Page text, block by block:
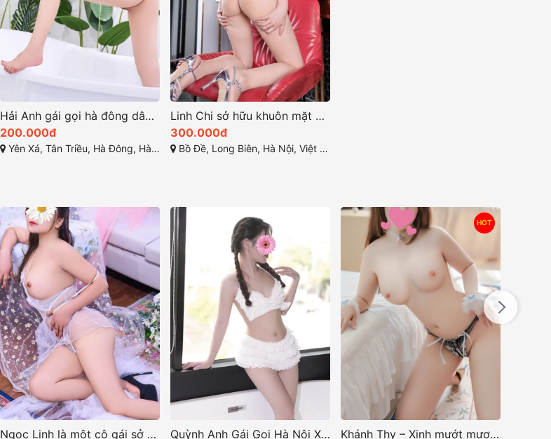
Hải Anh gái gọi hà đông dâm đãng
200.000đ
Yên Xá, Tân Triều, Hà Đông, Hà Nội
Linh Chi sở hữu khuôn mặt xinh xắn dịu dàng và quyến rũ
300.000đ
Bồ Đề, Long Biên, Hà Nội, Việt Nam
Quỳnh Anh Gái Gọi Hà Nội Xinh Dâm MS 206 Khánh Thy – Xinh mướt mượt, chiều khách hết ý Miss Ngọc sở hữu một đường nét quyến rũ